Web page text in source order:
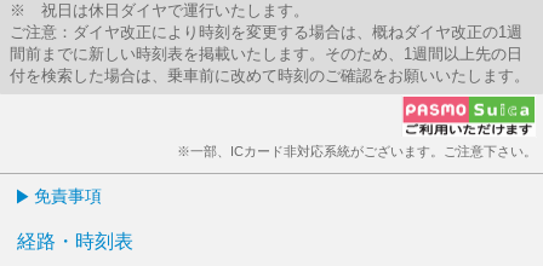
※ 祝日は休日ダイヤで運行いたします。
ご注意：ダイヤ改正により時刻を変更する場合は、概ねダイヤ改正の1週
間前までに新しい時刻表を掲載いたします。そのため、1週間以上先の日
付を検索した場合は、乗車前に改めて時刻のご確認をお願いいたします。
※一部、ICカード非対応系統がございます。ご注意下さい。
免責事項
経路・時刻表